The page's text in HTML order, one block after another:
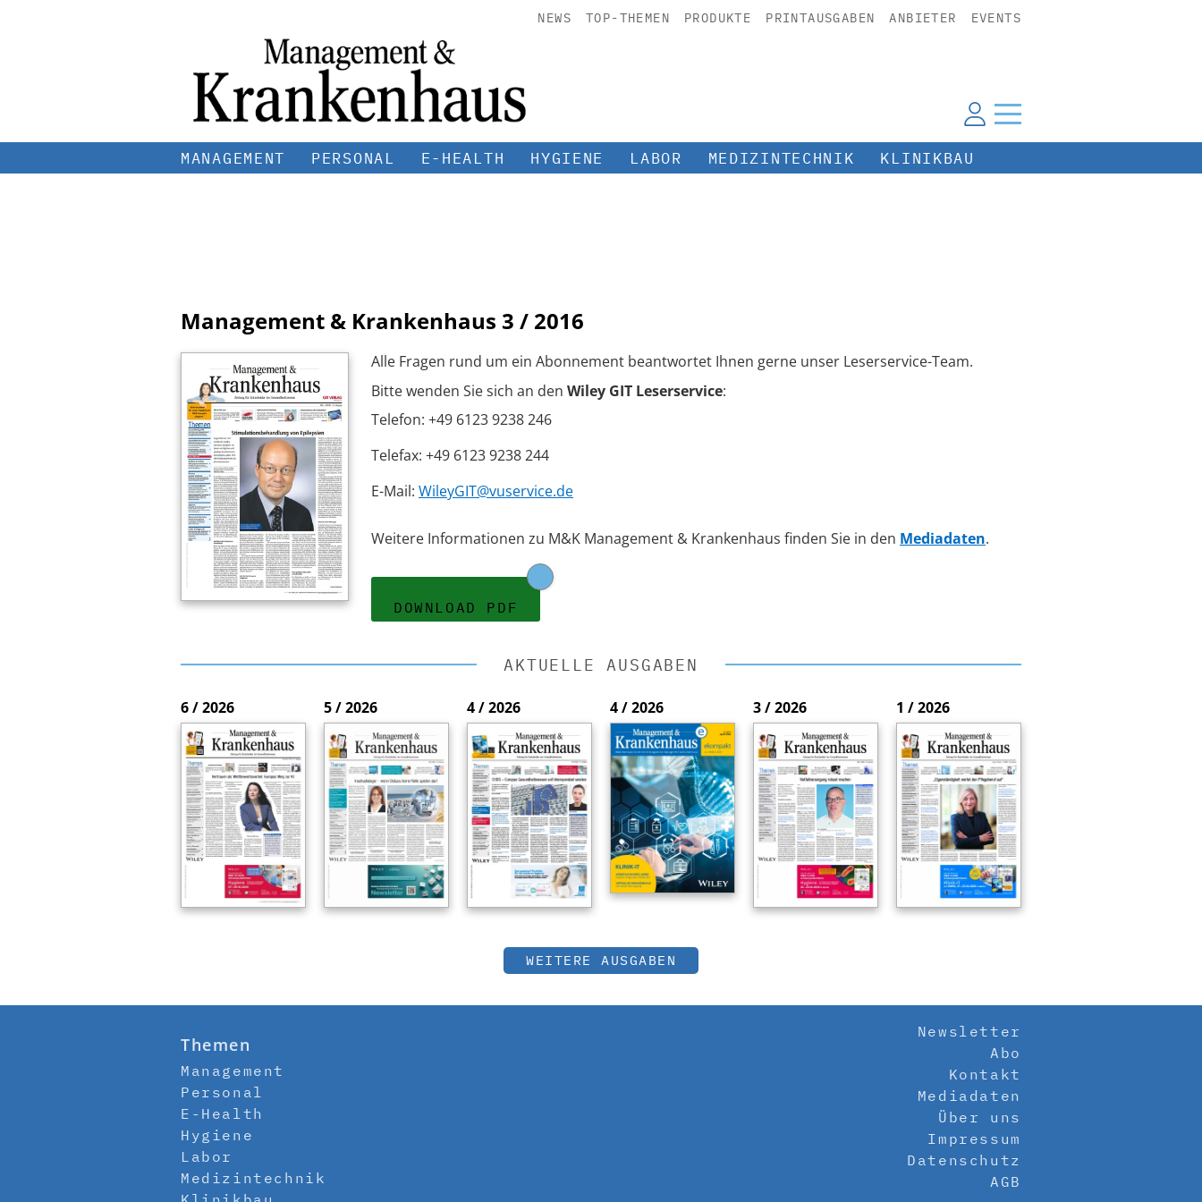
NEWS TOP-THEMEN PRODUKTE PRINTAUSGABEN ANBIETER EVENTS
MANAGEMENT PERSONAL E-HEALTH HYGIENE LABOR MEDIZINTECHNIK KLINIKBAU
Management & Krankenhaus 3 / 2016
Alle Fragen rund um ein Abonnement beantwortet Ihnen gerne unser Leserservice-Team.
Bitte wenden Sie sich an den Wiley GIT Leserservice:
Telefon: +49 6123 9238 246
Telefax: +49 6123 9238 244
E-Mail: WileyGIT@vuservice.de
Weitere Informationen zu M&K Management & Krankenhaus finden Sie in den Mediadaten.
DOWNLOAD PDF
AKTUELLE AUSGABEN
6 / 2026 5 / 2026 4 / 2026 4 / 2026 3 / 2026 1 / 2026
WEITERE AUSGABEN
Themen
Management
Personal
E-Health
Hygiene
Labor
Medizintechnik
Newsletter
Abo
Kontakt
Mediadaten
Über uns
Impressum
Datenschutz
AGB